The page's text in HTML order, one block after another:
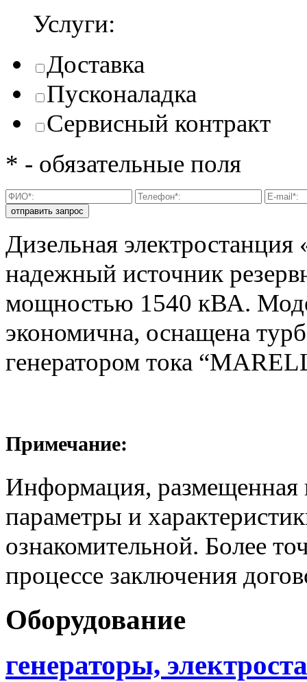
Услуги:
Доставка
Пусконаладка
Сервисный контракт
* - обязательные поля
Дизельная электростанция
надежный источник
мощностью 1540 кВА.
экономична, оснащена
генератором тока
Примечание:
Информация, размещенная
параметры и
ознакомительной. Более
процессе заключения
Оборудование
генераторы,